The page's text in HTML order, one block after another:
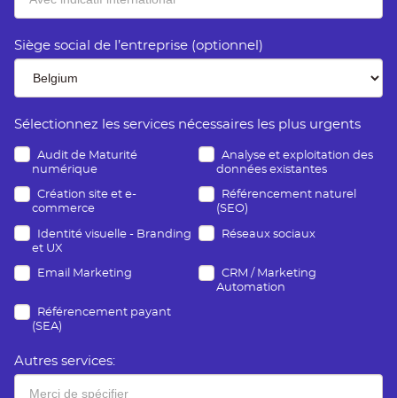
Siège social de l’entreprise (optionnel)
Sélectionnez les services nécessaires les plus urgents
Audit de Maturité
numérique
Analyse et exploitation des
données existantes
Création site et e-
commerce
Référencement naturel
(SEO)
Identité visuelle - Branding
et UX
Réseaux sociaux
Email Marketing
CRM / Marketing
Automation
Référencement payant
(SEA)
Autres services: